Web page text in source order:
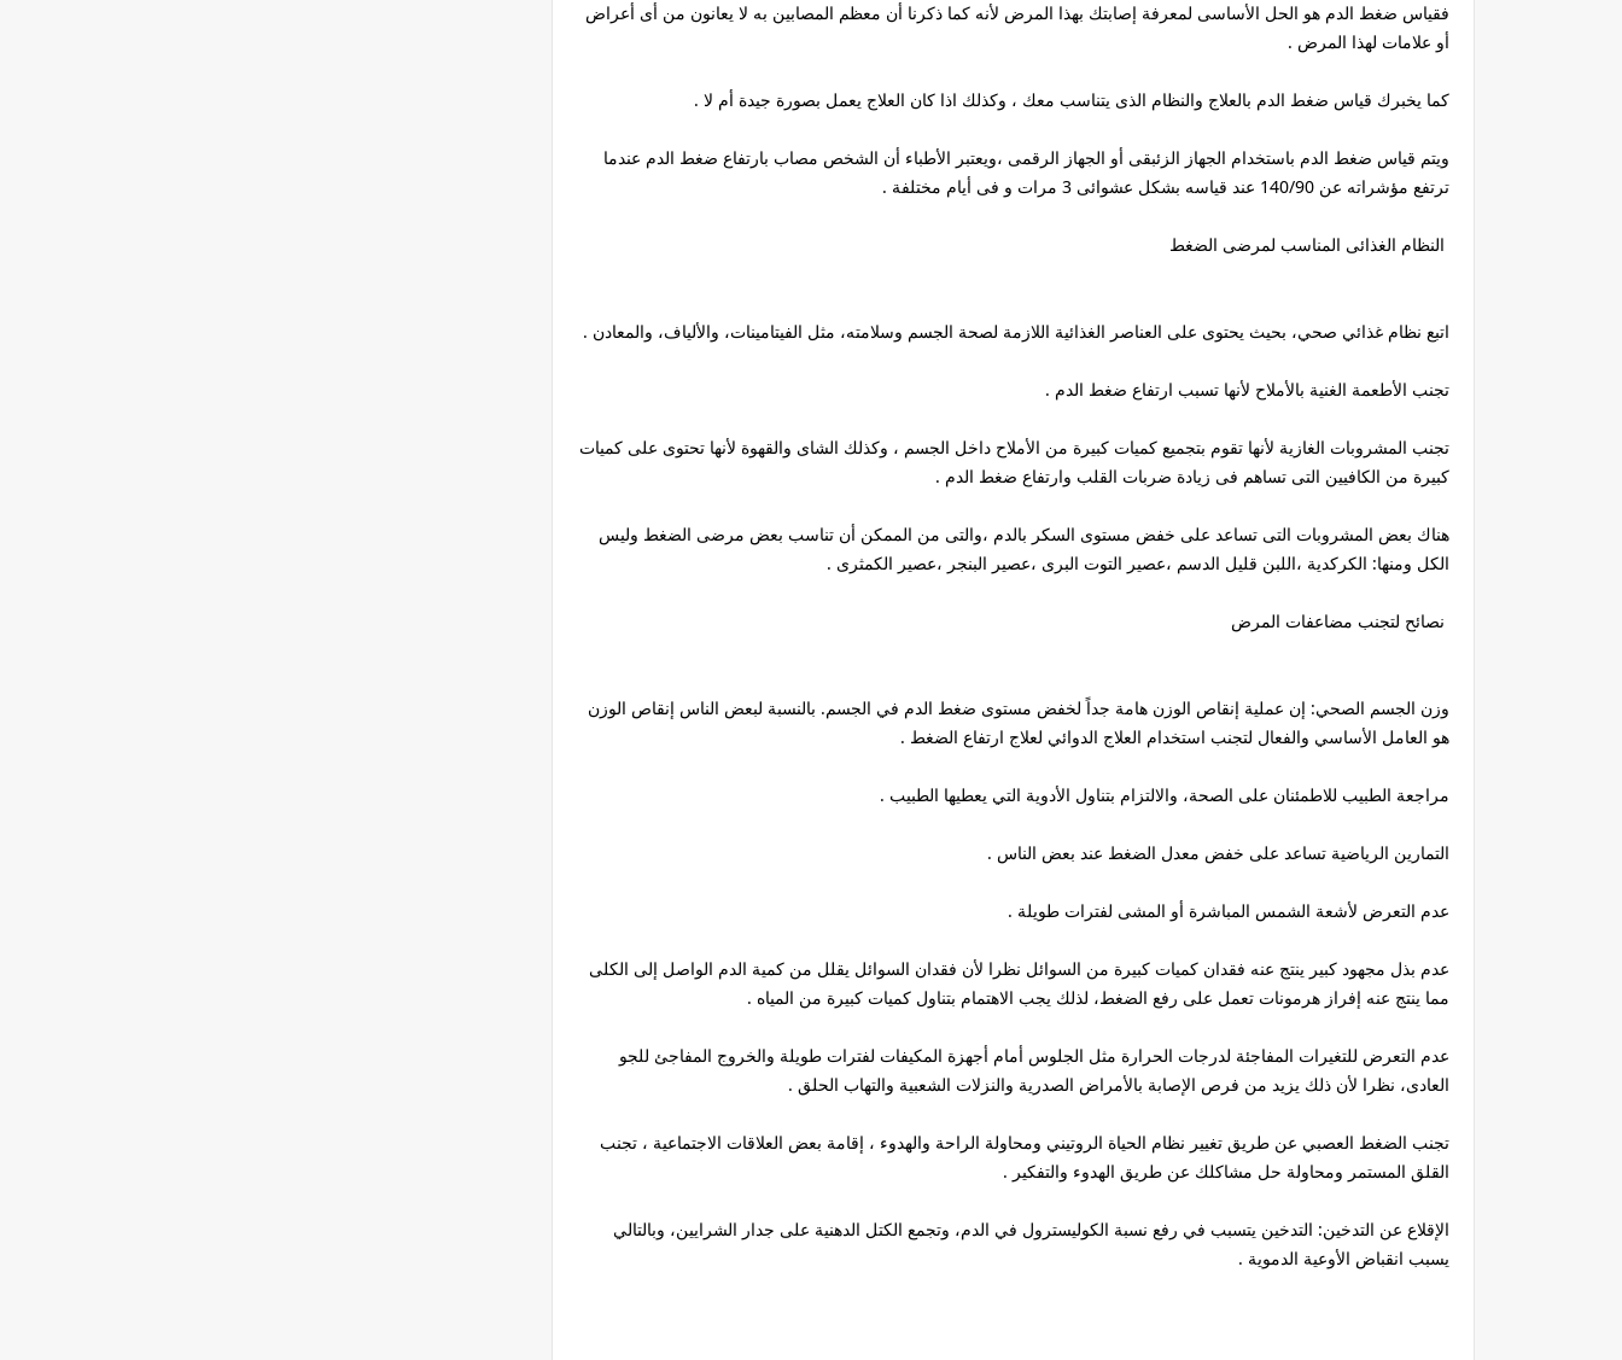
فقياس ضغط الدم هو الحل الأساسى لمعرفة إصابتك بهذا المرض لأنه كما ذكرنا أن معظم المصابين به لا يعانون من أى أعراض
أو علامات لهذا المرض .
كما يخبرك قياس ضغط الدم بالعلاج والنظام الذى يتناسب معك ، وكذلك اذا كان العلاج يعمل بصورة جيدة أم لا .
ويتم قياس ضغط الدم باستخدام الجهاز الزئبقى أو الجهاز الرقمى ،ويعتبر الأطباء أن الشخص مصاب بارتفاع ضغط الدم عندما
ترتفع مؤشراته عن 140/90 عند قياسه بشكل عشوائى 3 مرات و فى أيام مختلفة .
النظام الغذائى المناسب لمرضى الضغط
اتبع نظام غذائي صحي، بحيث يحتوى على العناصر الغذائية اللازمة لصحة الجسم وسلامته، مثل الفيتامينات، والألياف، والمعادن .
تجنب الأطعمة الغنية بالأملاح لأنها تسبب ارتفاع ضغط الدم .
تجنب المشروبات الغازية لأنها تقوم بتجميع كميات كبيرة من الأملاح داخل الجسم ، وكذلك الشاى والقهوة لأنها تحتوى على كميات
كبيرة من الكافيين التى تساهم فى زيادة ضربات القلب وارتفاع ضغط الدم .
هناك بعض المشروبات التى تساعد على خفض مستوى السكر بالدم ،والتى من الممكن أن تناسب بعض مرضى الضغط وليس
الكل ومنها: الكركدية ،اللبن قليل الدسم ،عصير التوت البرى ،عصير البنجر ،عصير الكمثرى .
نصائح لتجنب مضاعفات المرض
وزن الجسم الصحي: إن عملية إنقاص الوزن هامة جداً لخفض مستوى ضغط الدم في الجسم. بالنسبة لبعض الناس إنقاص الوزن
هو العامل الأساسي والفعال لتجنب استخدام العلاج الدوائي لعلاج ارتفاع الضغط .
مراجعة الطبيب للاطمئنان على الصحة، والالتزام بتناول الأدوية التي يعطيها الطبيب .
التمارين الرياضية تساعد على خفض معدل الضغط عند بعض الناس .
عدم التعرض لأشعة الشمس المباشرة أو المشى لفترات طويلة .
عدم بذل مجهود كبير ينتج عنه فقدان كميات كبيرة من السوائل نظرا لأن فقدان السوائل يقلل من كمية الدم الواصل إلى الكلى
مما ينتج عنه إفراز هرمونات تعمل على رفع الضغط، لذلك يجب الاهتمام بتناول كميات كبيرة من المياه .
عدم التعرض للتغيرات المفاجئة لدرجات الحرارة مثل الجلوس أمام أجهزة المكيفات لفترات طويلة والخروج المفاجئ للجو
العادى، نظرا لأن ذلك يزيد من فرص الإصابة بالأمراض الصدرية والنزلات الشعبية والتهاب الحلق .
تجنب الضغط العصبي عن طريق تغيير نظام الحياة الروتيني ومحاولة الراحة والهدوء ، إقامة بعض العلاقات الاجتماعية ، تجنب
القلق المستمر ومحاولة حل مشاكلك عن طريق الهدوء والتفكير .
الإقلاع عن التدخين: التدخين يتسبب في رفع نسبة الكوليسترول في الدم، وتجمع الكتل الدهنية على جدار الشرايين، وبالتالي
يسبب انقباض الأوعية الدموية .